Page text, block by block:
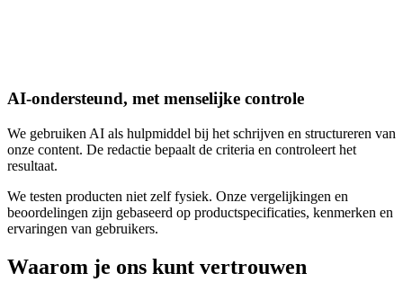
AI-ondersteund, met menselijke controle
We gebruiken AI als hulpmiddel bij het schrijven en structureren van
onze content. De redactie bepaalt de criteria en controleert het
resultaat.
We testen producten niet zelf fysiek. Onze vergelijkingen en
beoordelingen zijn gebaseerd op productspecificaties, kenmerken en
ervaringen van gebruikers.
Waarom je ons kunt vertrouwen